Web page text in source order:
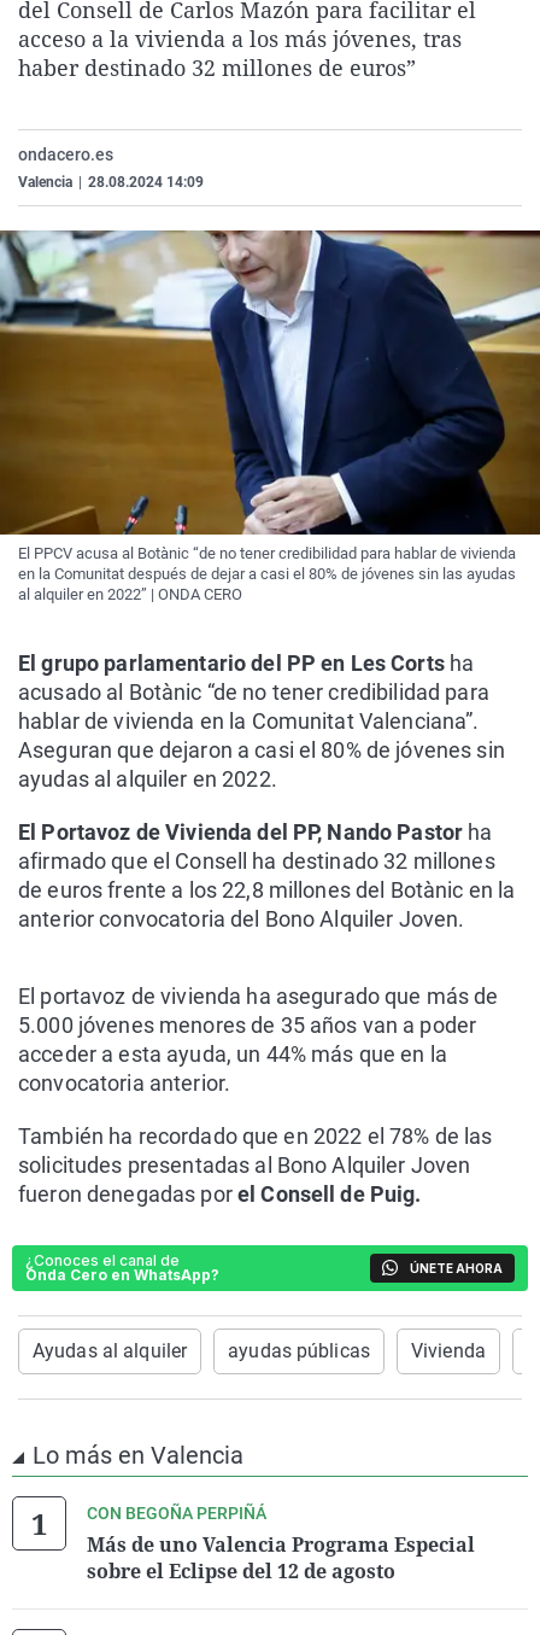
La rosa de los vientos
Gente viajera
Caso
Retornados
Extremadura
Galicia
Virales
Televisión
del Consell de Carlos Mazón para facilitar el
acceso a la vivienda a los más jóvenes, tras
haber destinado 32 millones de euros”
ondacero.es
Valencia 28.08.2024 14:09
El PPCV acusa al Botànic “de no tener credibilidad para hablar de vivienda
en la Comunitat después de dejar a casi el 80% de jóvenes sin las ayudas
al alquiler en 2022” | ONDA CERO
El grupo parlamentario del PP en Les Corts ha
acusado al Botànic “de no tener credibilidad para
hablar de vivienda en la Comunitat Valenciana”.
Aseguran que dejaron a casi el 80% de jóvenes sin
ayudas al alquiler en 2022.
El Portavoz de Vivienda del PP, Nando Pastor ha
afirmado que el Consell ha destinado 32 millones
de euros frente a los 22,8 millones del Botànic en la
anterior convocatoria del Bono Alquiler Joven.
El portavoz de vivienda ha asegurado que más de
5.000 jóvenes menores de 35 años van a poder
acceder a esta ayuda, un 44% más que en la
convocatoria anterior.
También ha recordado que en 2022 el 78% de las
solicitudes presentadas al Bono Alquiler Joven
fueron denegadas porel Consell de Puig.
¿Conoces el canal de
Onda Cero en WhatsApp?
ÚNETE AHORA
Ayudas al alquiler ayudas públicas Vivienda
Lo más en Valencia
CON BEGOÑA PERPIÑÁ
Más de uno Valencia Programa Especial
sobre el Eclipse del 12 de agosto